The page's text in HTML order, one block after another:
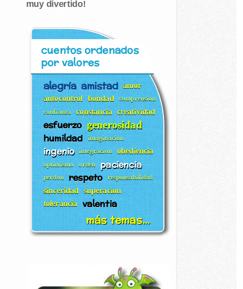
muy divertido!
cuentos ordenados
por valores
alegría amistad amor
autocontrol bondad comprension
confianza constancia creatividad
esfuerzo generosidad
humildad imaginacion
ingenio integracion obediencia
optimismo orden paciencia
perdon respeto responsabilidad
sinceridad superacion
tolerancia valentia
más temas...